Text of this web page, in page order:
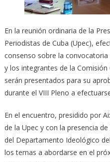
En la reunión ordinaria de la
Periodistas de Cuba (Upec),
consenso sobre la
y los integrantes de la
serán presentados para su
durante el VIII Pleno a
En el encuentro, presidido por
de la Upec y con la presencia
del Departamento Ideológico
los temas a abordarse en el